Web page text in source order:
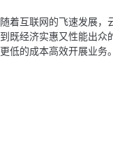
随着互联网的飞速发展，
到既经济实惠又性能出众
更低的成本高效开展业务